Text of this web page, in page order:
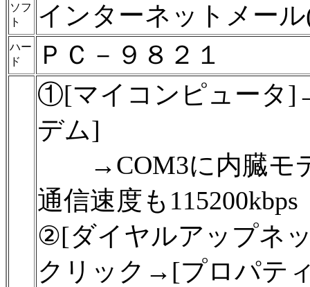
ソフ
ト
インターネットメー
ハー
ド
ＰＣ－９８２１
①[マイコンピュータ
デム]
→COM3に内臓モ
通信速度も115200kbps
②[ダイヤルアップネ
クリック→[プロパテ